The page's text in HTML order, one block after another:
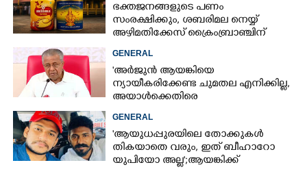
ഭക്തജനങ്ങളുടെ പണം
സംരക്ഷിക്കും, ശബരിമല നെയ്യ്
അഴിമതിക്കേസ് ക്രൈംബ്രാഞ്ചിന്
GENERAL
'അർജുൻ ആയങ്കിയെ
ന്യായീകരിക്കേണ്ട ചുമതല എനിക്കില്ല,
അയാൾക്കെതിരെ
GENERAL
'ആയുധപ്പുരയിലെ തോക്കുകൾ
തികയാതെ വരും, ഇത് ബീഹാറോ
യുപിയോ അല്ല';ആയങ്കിക്ക്